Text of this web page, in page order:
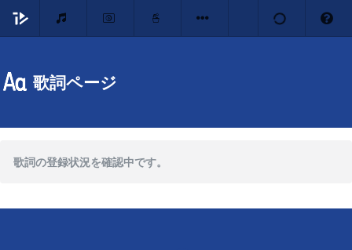
歌詞ページ
歌詞の登録状況を確認中です。